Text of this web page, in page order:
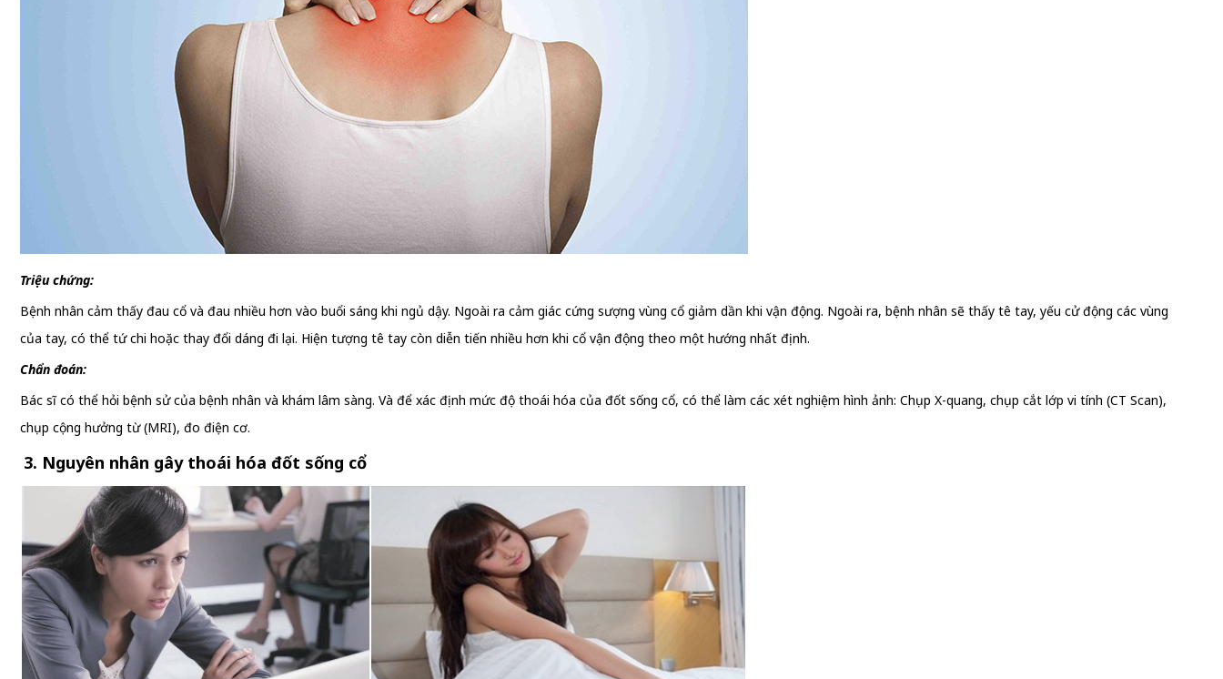
Triệu chứng:
Bệnh nhân cảm thấy đau cổ và đau nhiều hơn vào buổi sáng khi ngủ dậy. Ngoài ra cảm giác cứng sượng vùng cổ giảm dần khi vận động. Ngoài ra, bệnh nhân sẽ thấy tê tay, yếu cử động các vùng
của tay, có thể tứ chi hoặc thay đổi dáng đi lại. Hiện tượng tê tay còn diễn tiến nhiều hơn khi cổ vận động theo một hướng nhất định.
Chẩn đoán:
Bác sĩ có thể hỏi bệnh sử của bệnh nhân và khám lâm sàng. Và để xác định mức độ thoái hóa của đốt sống cổ, có thể làm các xét nghiệm hình ảnh: Chụp X-quang, chụp cắt lớp vi tính (CT Scan),
chụp cộng hưởng từ (MRI), đo điện cơ.
3. Nguyên nhân gây thoái hóa đốt sống cổ